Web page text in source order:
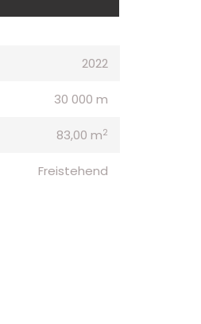
2022
30 000 m
83,00 m2
Freistehend